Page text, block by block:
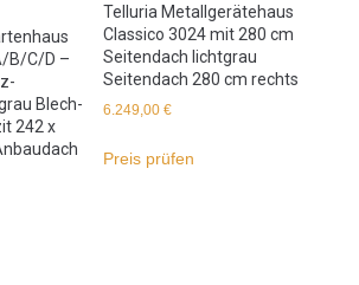
B/C/D –
Blech-
242 x
Telluria Metallgerätehaus
Classico 3024 mit 280 cm
Seitendach lichtgrau
Seitendach 280 cm rechts
6.249,00€
Preis prüfen